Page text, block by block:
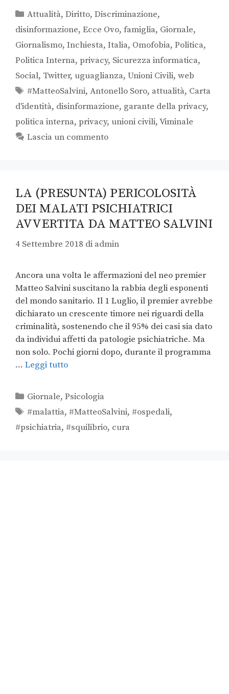
Attualità,Diritto,Discriminazione,
disinformazione, Ecce Ovo, famiglia, Giornale,
Giornalismo, Inchiesta, Italia, Omofobia, Politica,
Politica Interna, privacy, Sicurezza informatica,
Social, Twitter, uguaglianza, Unioni Civili, web
#MatteoSalvini,Antonello Soro, attualità, Carta
d'identità, disinformazione, garante della privacy,
politica interna, privacy, unioni civili,Viminale
Lascia un commento
LA (PRESUNTA) PERICOLOSITÀ
DEI MALATI PSICHIATRICI
AVVERTITA DA MATTEO SALVINI
4 Settembre 2018 di admin
Ancora una volta le affermazioni del neo premier
Matteo Salvini suscitano la rabbia degli esponenti
del mondo sanitario. Il 1 Luglio, il premier avrebbe
dichiarato un crescente timore nei riguardi della
criminalità, sostenendo che il 95% dei casi sia dato
da individui affetti da patologie psichiatriche. Ma
non solo. Pochi giorni dopo, durante il programma
… Leggi tutto
Giornale,Psicologia
#malattia, #MatteoSalvini, #ospedali,
#psichiatria, #squilibrio, cura